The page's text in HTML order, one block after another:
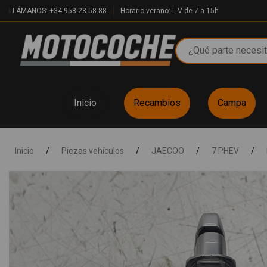
LLÁMANOS: +34 958 28 58 88 Horario verano: L-V de 7 a 15h
Inicio Recambios Campa
Inicio / Piezas vehículos / JAECOO / 7 PHEV /